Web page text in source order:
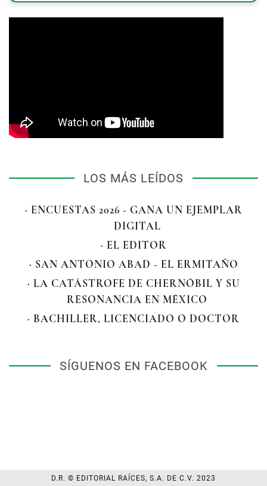
LOS MÁS LEÍDOS
· ENCUESTAS 2026 - GANA UN EJEMPLAR
DIGITAL
· EL EDITOR
· SAN ANTONIO ABAD - EL ERMITAÑO
· LA CATÁSTROFE DE CHERNÓBIL Y SU
RESONANCIA EN MÉXICO
· BACHILLER, LICENCIADO O DOCTOR
SÍGUENOS EN FACEBOOK
D.R. © EDITORIAL RAÍCES, S.A. DE C.V. 2023